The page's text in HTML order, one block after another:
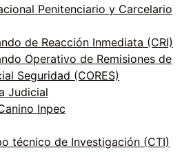
Penitenciario y Carcelario
de Reacción Inmediata (CRI)
Operativo de Remisiones de
Seguridad (CORES)
Judicial
Inpec
técnico de Investigación (CTI)